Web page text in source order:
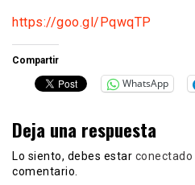
https://goo.gl/PqwqTP
Compartir
WhatsApp
Deja una respuesta
Lo siento, debes estar conectado
comentario.